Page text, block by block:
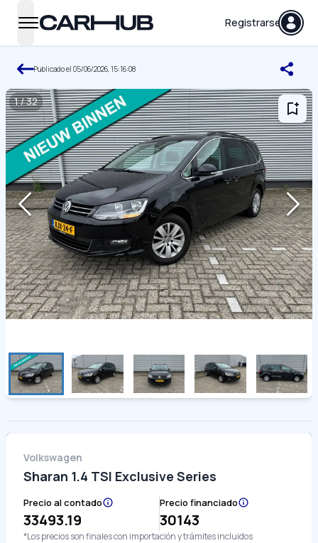
open navigation menu
Carhub Registrarse
Publicado el 05/06/2026, 15:16:08
1/32
Volkswagen
Sharan 1.4 TSI Exclusive Series
Precio al contado
33493.19
Precio financiado
30143
*Los precios son finales con importación y trámites incluidos